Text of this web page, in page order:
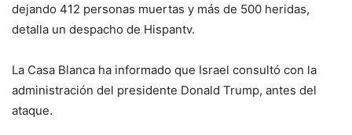
dejando 412 personas muertas y más de 500 heridas,
detalla un despacho de Hispantv.
La Casa Blanca ha informado que Israel consultó con la
administración del presidente Donald Trump, antes del
ataque.